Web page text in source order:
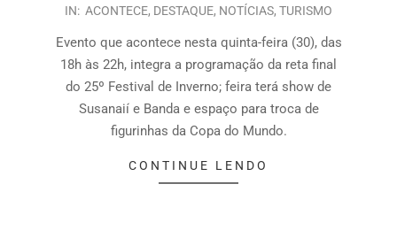
IN: ACONTECE, DESTAQUE, NOTÍCIAS, TURISMO
Evento que acontece nesta quinta-feira (30), das
18h às 22h, integra a programação da reta final
do 25º Festival de Inverno; feira terá show de
Susanaií e Banda e espaço para troca de
figurinhas da Copa do Mundo.
CONTINUE LENDO